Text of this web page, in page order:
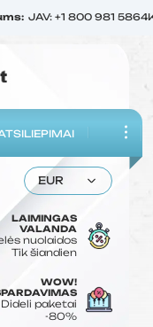
JAV: +1 800 981 5864
EUR
LAIMINGAS
VALANDA
nuolaidos
Tik šiandien
WOW!
Dideli paketai
-80%